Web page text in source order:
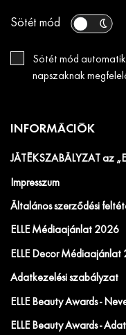
Sötét mód
Sötét mód
napszaknak
INFORMÁCIÓK
JÁTÉKSZABÁLYZAT az
Impresszum
Általános szerződési
ELLE Médiaajánlat 2026
ELLE Decor Médiaajánlat
Adatkezelési szabályzat
ELLE Beauty Awards -
ELLE Beauty Awards -